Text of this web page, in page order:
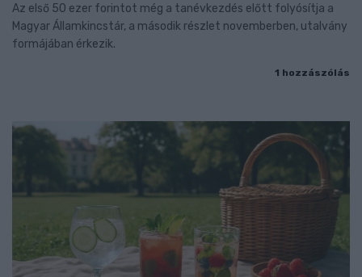
Az első 50 ezer forintot még a tanévkezdés előtt folyósítja a
Magyar Államkincstár, a második részlet novemberben, utalvány
formájában érkezik.
1 hozzászólás